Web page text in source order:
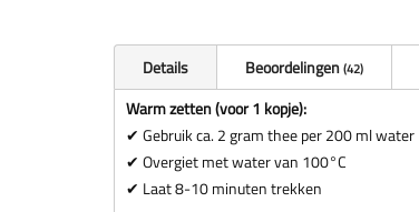
Details Beoordelingen 42
Warm zetten (voor 1 kopje):
✔ Gebruik ca. 2 gram thee per 200 ml water
✔ Overgiet met water van 100°C
✔ Laat 8-10 minuten trekken